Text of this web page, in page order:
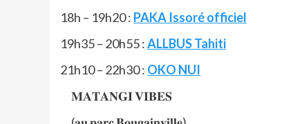
18h – 19h20 : PAKA Issoré officiel
19h35 – 20h55 :ALLBUS Tahiti
21h10 – 22h30 : OKO NUI
𝐌𝐀𝐓𝐀𝐍𝐆𝐈 𝐕𝐈𝐁𝐄𝐒